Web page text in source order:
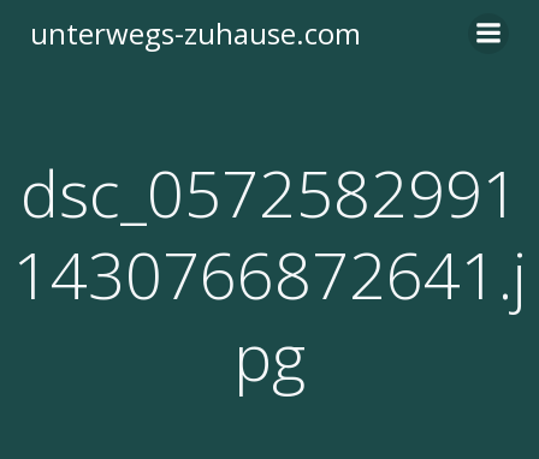
Inhalt
unterwegs-zuhause.com
dsc_0572582991
1430766872641.j
pg